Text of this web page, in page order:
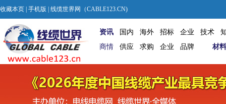
收藏本页 手机版 | 线缆世界网（CABLE123.CN)
资讯 国内 海外 招标 企业 技术
商情
供应 求购 企业 品牌 材料